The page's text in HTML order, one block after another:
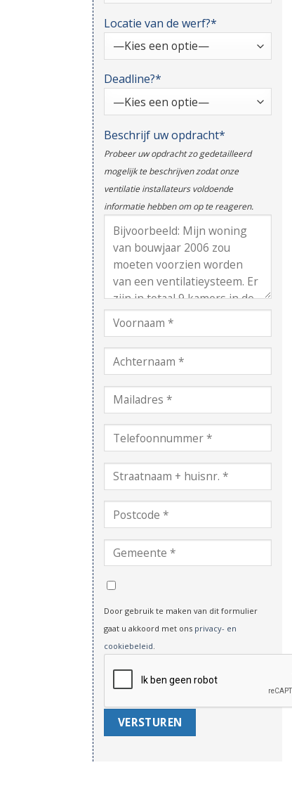
Locatie van de werf?*
Deadline?*
Beschrijf uw opdracht*
Probeer uw opdracht zo gedetailleerd
mogelijk te beschrijven zodat onze
ventilatie installateurs voldoende
informatie hebben om op te reageren.
Door gebruik te maken van dit formulier
gaat u akkoord met ons privacy- en
cookiebeleid